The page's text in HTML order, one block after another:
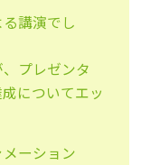
講演でし
プレゼンタ
についてエッ
ーション